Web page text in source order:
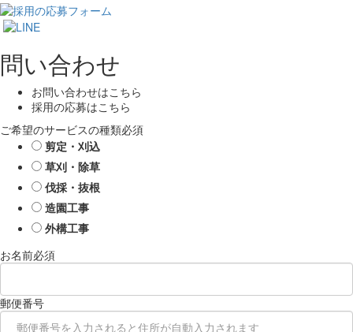
問い合わせ
お問い合わせはこちら
採用の応募はこちら
ご希望のサービスの種類必須
剪定・刈込
草刈・除草
伐採・抜根
造園工事
外構工事
お名前必須
郵便番号